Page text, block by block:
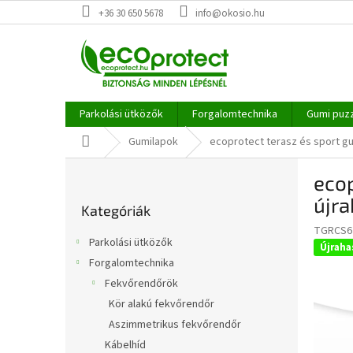
a
+36 30 650 5678 info@okosio.hu
Parkolási ütközők Forgalomtechnika Gumi
KezdőlapGumilapok ecoprotect terasz és sport
átugrása
Kategóriák
Parkolási ütközők
Forgalomtechnika
Fekvőrendőrök
Kör alakú fekvőrendőr
Aszimmetrikus fekvőrendőr
Kábelhíd